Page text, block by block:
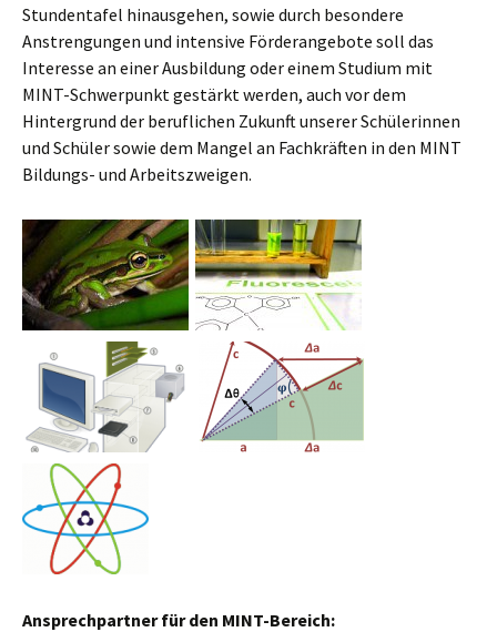
Stundentafel hinausgehen, sowie durch besondere
Anstrengungen und intensive Förderangebote soll das
Interesse an einer Ausbildung oder einem Studium mit
MINT-Schwerpunkt gestärkt werden, auch vor dem
Hintergrund der beruflichen Zukunft unserer Schülerinnen
und Schüler sowie dem Mangel an Fachkräften in den MINT
Bildungs- und Arbeitszweigen.
Ansprechpartner für den MINT-Bereich: